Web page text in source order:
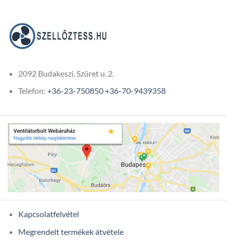
2092 Budakeszi, Szüret u. 2.
Telefon: +36-23-750850+36-70-9439358
Kapcsolatfelvétel
Megrendelt termékek átvétele